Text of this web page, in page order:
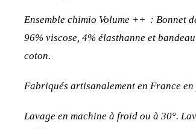
Ensemble chimio Volume ++ : Bonnet
96% viscose, 4% élasthanne et bandeau
coton.
Fabriqués artisanalement en France en
Lavage en machine à froid ou à 30°.